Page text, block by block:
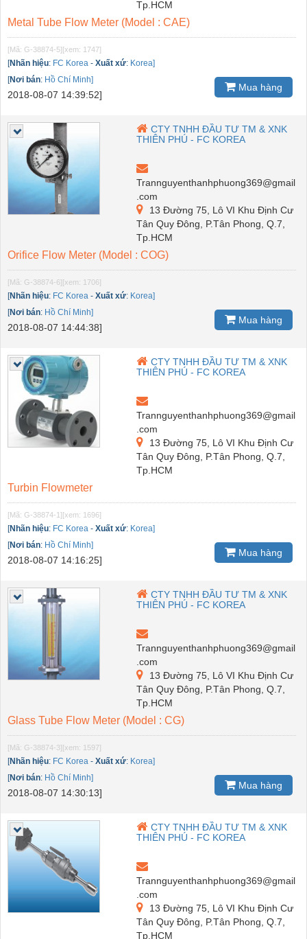
Tp.HCM
Metal Tube Flow Meter (Model : CAE)
[Mã: G-38874-5][xem: 1747]
[Nhãn hiệu: FC Korea - Xuất xứ: Korea]
[Nơi bán: Hồ Chí Minh]
2018-08-07 14:39:52]
Mua hàng
CTY TNHH ĐẦU TƯ TM & XNK
THIÊN PHÚ - FC KOREA
Trannguyenthanhphuong369@gmail
.com
13 Đường 75, Lô VI Khu Định Cư
Tân Quy Đông, P.Tân Phong, Q.7,
Tp.HCM
Orifice Flow Meter (Model : COG)
[Mã: G-38874-6][xem: 1706]
[Nhãn hiệu: FC Korea - Xuất xứ: Korea]
[Nơi bán: Hồ Chí Minh]
2018-08-07 14:44:38]
Mua hàng
CTY TNHH ĐẦU TƯ TM & XNK
THIÊN PHÚ - FC KOREA
Trannguyenthanhphuong369@gmail
.com
13 Đường 75, Lô VI Khu Định Cư
Tân Quy Đông, P.Tân Phong, Q.7,
Tp.HCM
Turbin Flowmeter
[Mã: G-38874-1][xem: 1696]
[Nhãn hiệu: FC Korea - Xuất xứ: Korea]
[Nơi bán: Hồ Chí Minh]
2018-08-07 14:16:25]
Mua hàng
CTY TNHH ĐẦU TƯ TM & XNK
THIÊN PHÚ - FC KOREA
Trannguyenthanhphuong369@gmail
.com
13 Đường 75, Lô VI Khu Định Cư
Tân Quy Đông, P.Tân Phong, Q.7,
Tp.HCM
Glass Tube Flow Meter (Model : CG)
[Mã: G-38874-3][xem: 1597]
[Nhãn hiệu: FC Korea - Xuất xứ: Korea]
[Nơi bán: Hồ Chí Minh]
2018-08-07 14:30:13]
Mua hàng
CTY TNHH ĐẦU TƯ TM & XNK
THIÊN PHÚ - FC KOREA
Trannguyenthanhphuong369@gmail
.com
13 Đường 75, Lô VI Khu Định Cư
Tân Quy Đông, P.Tân Phong, Q.7,
Tp.HCM